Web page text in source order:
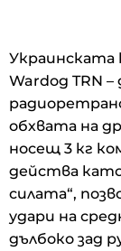
Украинската
Wardog TRN
обхвата на
носещ 3 кг
действа
силата“,
удари на
дълбоко зад